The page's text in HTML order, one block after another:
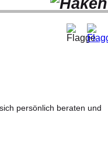
persönlich beraten und